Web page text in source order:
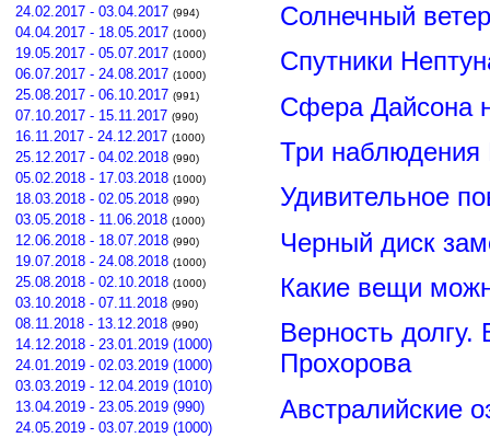
24.02.2017 - 03.04.2017 (994)
04.04.2017 - 18.05.2017 (1000)
19.05.2017 - 05.07.2017 (1000)
06.07.2017 - 24.08.2017 (1000)
25.08.2017 - 06.10.2017 (991)
07.10.2017 - 15.11.2017 (990)
16.11.2017 - 24.12.2017 (1000)
25.12.2017 - 04.02.2018 (990)
05.02.2018 - 17.03.2018 (1000)
18.03.2018 - 02.05.2018 (990)
03.05.2018 - 11.06.2018 (1000)
12.06.2018 - 18.07.2018 (990)
19.07.2018 - 24.08.2018 (1000)
25.08.2018 - 02.10.2018 (1000)
03.10.2018 - 07.11.2018 (990)
08.11.2018 - 13.12.2018 (990)
14.12.2018 - 23.01.2019 (1000)
24.01.2019 - 02.03.2019 (1000)
03.03.2019 - 12.04.2019 (1010)
13.04.2019 - 23.05.2019 (990)
24.05.2019 - 03.07.2019 (1000)
Солнечный
Спутники
Сфера Дайсона
Три
Удивительное
Черный диск
Какие вещи
Верность
Прохорова
Австралийские